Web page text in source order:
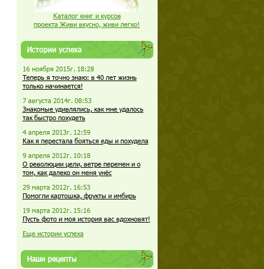
Каталог книг и курсов
проекта Живи вкусно, живи легко!
Истории успеха
16 ноября 2015г. 18:28
Теперь я точно знаю: в 40 лет жизнь
только начинается!
7 августа 2014г. 08:53
Знакомые удивлялись, как мне удалось
так быстро похудеть
4 апреля 2013г. 12:59
Как я перестала бояться еды и похудела
9 апреля 2012г. 10:18
О революции цели, ветре перемен и о
том, как далеко он меня унёс
29 марта 2012г. 16:53
Помогли картошка, фрукты и имбирь
19 марта 2012г. 15:16
Пусть фото и моя история вас вдохновят!
Еще истории успеха
Наши рецепты